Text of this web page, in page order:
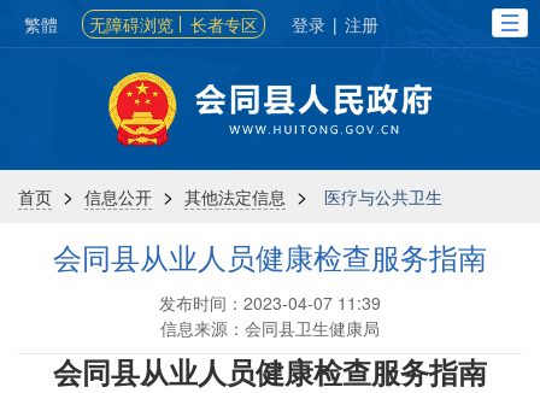
繁體 无障碍浏览 长者专区 登录 | 注册
首页 > 信息公开 > 其他法定信息 > 医疗与公共卫生
会同县从业人员健康检查服务指南
发布时间：2023-04-07 11:39
信息来源：会同县卫生健康局
会同县从业人员健康检查服务指南